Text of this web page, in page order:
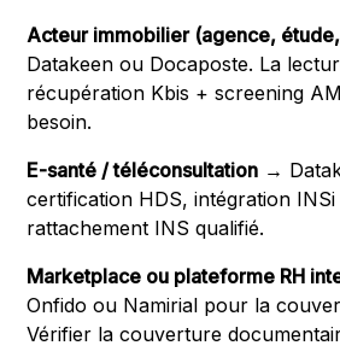
Acteur immobilier (agence,
Datakeen ou Docaposte. La
récupération Kbis + screening
besoin.
E-santé / téléconsultation →
certification HDS, intégration
rattachement INS qualifié.
Marketplace ou plateforme RH
Onfido ou Namirial pour la
Vérifier la couverture